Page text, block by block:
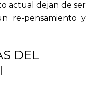
actual dejan de ser
re-pensamiento y
DEL